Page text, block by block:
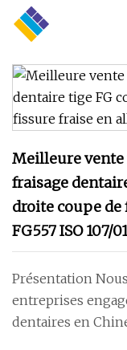
Meilleure
fraisage
droite coupe
FG557 ISO 107/
Présentation
entreprises
dentaires en